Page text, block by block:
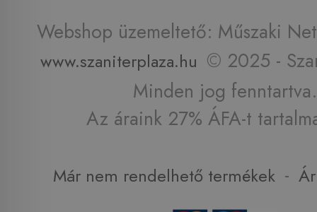
Webshop üzemeltető: Műszaki
www.szaniterplaza.hu © 2025 -
Minden jog fenntartva.
Az áraink 27% ÁFA-t
Már nem rendelhető termékek -